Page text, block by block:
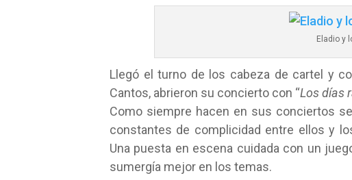
Eladio y
Llegó el turno de los cabeza de cartel y
Cantos, abrieron su concierto con “Los días
Como siempre hacen en sus conciertos
constantes de complicidad entre ellos y
Una puesta en escena cuidada con un
sumergía mejor en los temas.